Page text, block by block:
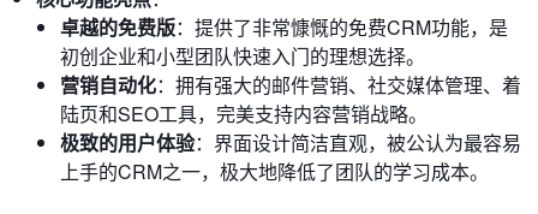
卓越的免费版：提供了非常慷慨的免费CRM功能，是
初创企业和小型团队快速入门的理想选择。
营销自动化：拥有强大的邮件营销、社交媒体管理、着
陆页和SEO工具，完美支持内容营销战略。
极致的用户体验：界面设计简洁直观，被公认为最容易
上手的CRM之一，极大地降低了团队的学习成本。